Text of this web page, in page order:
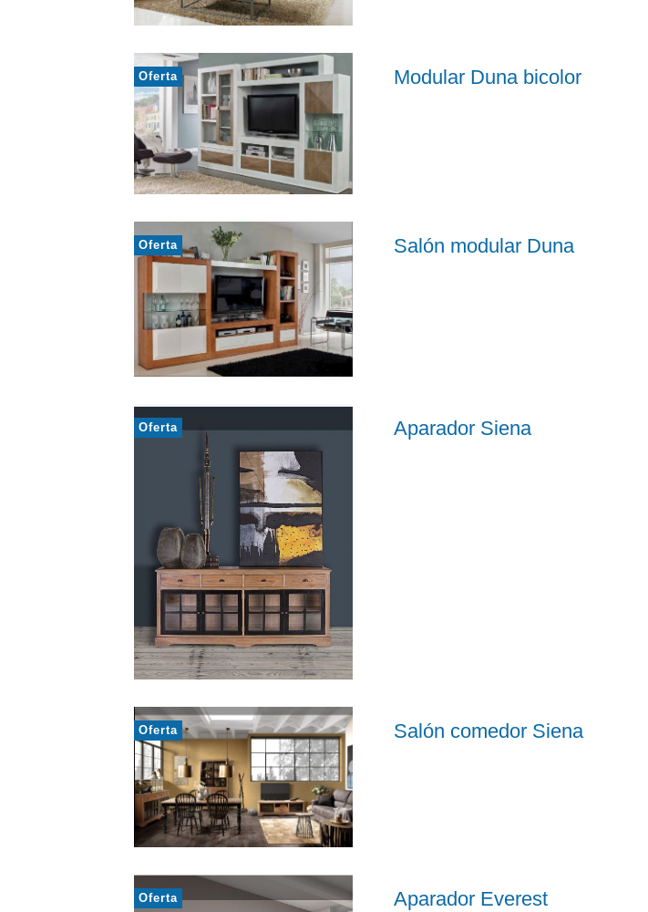
Oferta Modular Duna bicolor
Oferta Salón modular Duna
Oferta Aparador Siena
Oferta Salón comedor Siena
Oferta Aparador Everest